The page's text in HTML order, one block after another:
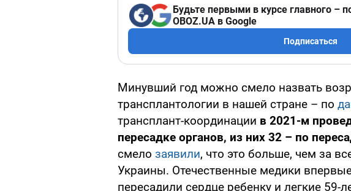
Будьте первыми в курсе главного –
OBOZ.UA в Google
Подписаться
Минувший год можно смело назвать
трансплантологии в нашей стране – по
трансплант-координации в 2021-м
пересадке органов, из них 32 – по
смело заявили, что это больше, чем за
Украины. Отечественные медики
пересадили сердце ребенку и легкие 59-